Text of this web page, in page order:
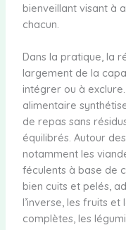
bienveillant visant à
chacun.
Dans la pratique, la
largement de la
intégrer ou à
alimentaire
de repas sans
équilibrés. Autour
notamment les
féculents à base de
bien cuits et pelés,
l’inverse, les fruits
complètes, les